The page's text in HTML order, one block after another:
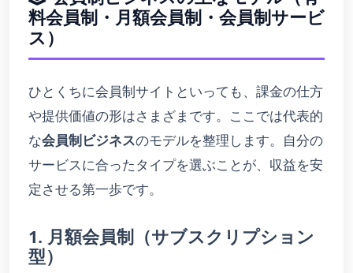
料会員制・月額会員制・会員制サービ
ス）
ひとくちに会員制サイトといっても、課金の仕方
や提供価値の形はさまざまです。ここでは代表的
な会員制ビジネスのモデルを整理します。自分の
サービスに合ったタイプを選ぶことが、収益を安
定させる第一歩です。
1. 月額会員制（サブスクリプション
型）